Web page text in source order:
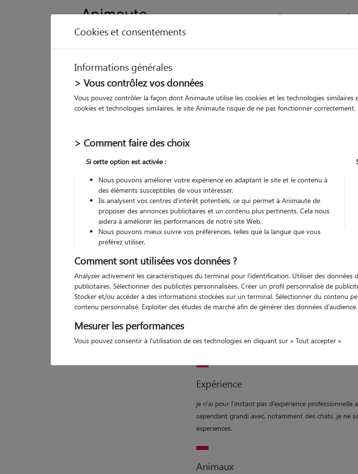
Comment ça
Capucine
Motivation
en tant que dog sitter, je m'engage à créer un
mon chemin.
Expérience
je n'ai pour l'instant pas d'expérience professionnelle
cependant grandi avec, notamment des chats. je ne
experiences.
Animaux
Cookies et consentements
Informations générales
> Vous contrôlez vos données
Vous pouvez contrôler la façon dont Animaute utilise les cookies et les technologies
cookies et technologies similaires, le site Animaute risque de ne pas fonctionner correctement.
> Comment faire des choix
Si cette option est activée :
Nous pouvons améliorer votre expérience en adaptant le site et le contenu à
des éléments susceptibles de vous intéresser.
Ils analysent vos centres d'intérêt potentiels, ce qui permet à Animaute de
proposer des annonces publicitaires et un contenu plus pertinents. Cela nous
aidera à améliorer les performances de notre site Web.
Nous pouvons mieux suivre vos préférences, telles que la langue que vous
préférez utiliser.
Comment sont utilisées vos données ?
Analyser activement les caractéristiques du terminal pour l'identification. Utiliser des
publicitaires. Sélectionner des publicités personnalisées. Créer un profil personnalisé de
Stocker et/ou accéder à des informations stockées sur un terminal. Sélectionner du contenu
contenu personnalisé. Exploiter des études de marché afin de générer des données d'audience.
Mesurer les performances
Vous pouvez consentir à l'utilisation de ces technologies en cliquant sur « Tout accepter »